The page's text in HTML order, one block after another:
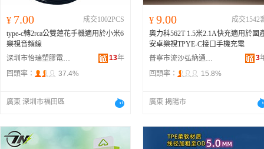
¥ 7.00
成交1002PCS
type-c轉2rca公雙蓮花手機適用於小米6
樂視音頻線
深圳市怡瑞塑膠電子有限公司
13年
回頭率：
37.4%
廣東 深圳市福田區
¥ 9.00
成交1542
奧力科562T 1.5米2.1A快充適用於國
安卓樂視TPYE-C接口手機充電
普寧市流沙弘納通訊設備經營部
3
回頭率：
15.8%
廣東 揭陽市